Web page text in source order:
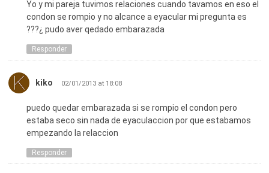
Yo y mi pareja tuvimos relaciones cuando tavamos en eso el
condon se rompio y no alcance a eyacular mi pregunta es
???¿ pudo aver qedado embarazada
Responder
kiko 02/01/2013 at 18:08
puedo quedar embarazada si se rompio el condon pero
estaba seco sin nada de eyaculaccion por que estabamos
empezando la relaccion
Responder